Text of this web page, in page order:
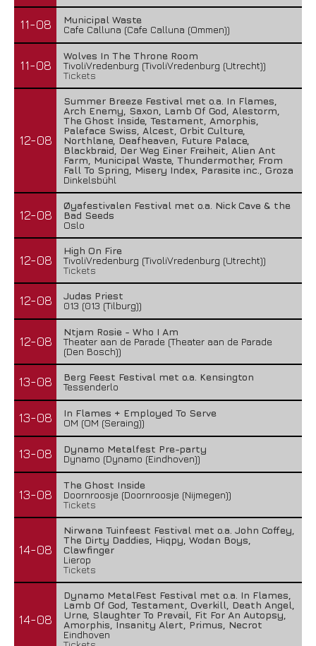
11-08
Municipal Waste
Cafe Calluna (Cafe Calluna (Ommen))
11-08
Wolves In The Throne Room
TivoliVredenburg (TivoliVredenburg (Utrecht))
Tickets
12-08
Summer Breeze Festival met o.a. In Flames,
Arch Enemy, Saxon, Lamb Of God, Alestorm,
The Ghost Inside, Testament, Amorphis,
Paleface Swiss, Alcest, Orbit Culture,
Northlane, Deafheaven, Future Palace,
Blackbraid, Der Weg Einer Freiheit, Alien Ant
Farm, Municipal Waste, Thundermother, From
Fall To Spring, Misery Index, Parasite inc., Groza
Dinkelsbühl
12-08
Øyafestivalen Festival met o.a. Nick Cave & the
Bad Seeds
Oslo
12-08
High On Fire
TivoliVredenburg (TivoliVredenburg (Utrecht))
Tickets
12-08
Judas Priest
013 (013 (Tilburg))
12-08
Ntjam Rosie - Who I Am
Theater aan de Parade (Theater aan de Parade
(Den Bosch))
13-08
Berg Feest Festival met o.a. Kensington
Tessenderlo
13-08
In Flames + Employed To Serve
OM (OM (Seraing))
13-08
Dynamo Metalfest Pre-party
Dynamo (Dynamo (Eindhoven))
13-08
The Ghost Inside
Doornroosje (Doornroosje (Nijmegen))
Tickets
14-08
Nirwana Tuinfeest Festival met o.a. John Coffey,
The Dirty Daddies, Hiqpy, Wodan Boys,
Clawfinger
Lierop
Tickets
14-08
Dynamo MetalFest Festival met o.a. In Flames,
Lamb Of God, Testament, Overkill, Death Angel,
Urne, Slaughter To Prevail, Fit For An Autopsy,
Amorphis, Insanity Alert, Primus, Necrot
Eindhoven